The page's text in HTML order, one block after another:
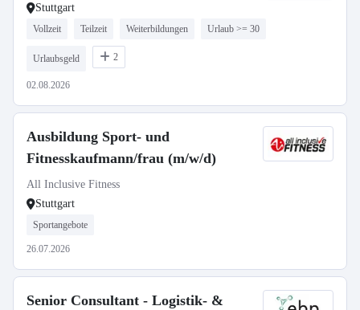
Stuttgart
Vollzeit Teilzeit Weiterbildungen Urlaub >= 30
Urlaubsgeld 2
02.08.2026
Ausbildung Sport- und
Fitnesskaufmann/frau (m/w/d)
All Inclusive Fitness
Stuttgart
Sportangebote
26.07.2026
Senior Consultant - Logistik- &